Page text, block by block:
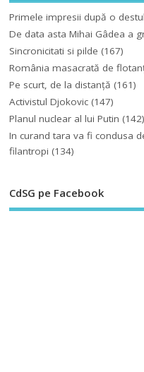
Primele impresii după o
De data asta Mihai Gâdea a
Sincronicitati si pilde (167)
România masacrată de
Pe scurt, de la distanță (161)
Activistul Djokovic (147)
Planul nuclear al lui Putin (142)
In curand tara va fi condusa
filantropi (134)
CdSG pe Facebook